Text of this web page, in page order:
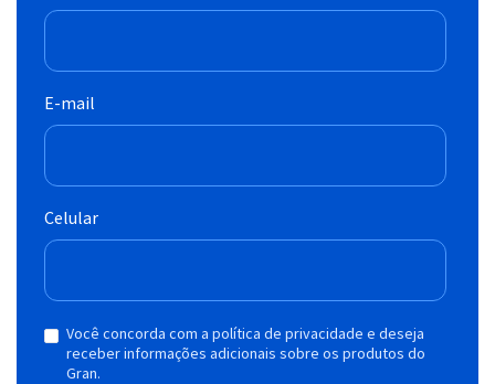
E-mail
Celular
Você concorda com a política de privacidade e deseja
receber informações adicionais sobre os produtos do
Gran.